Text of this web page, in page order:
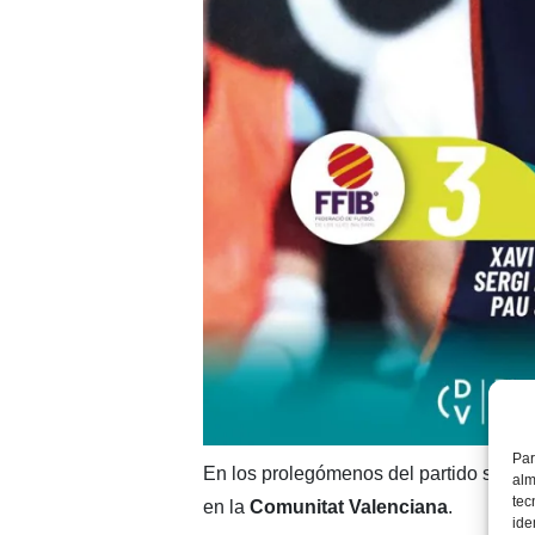
En los prolegómenos del partido se
en la Comunitat Valenciana.